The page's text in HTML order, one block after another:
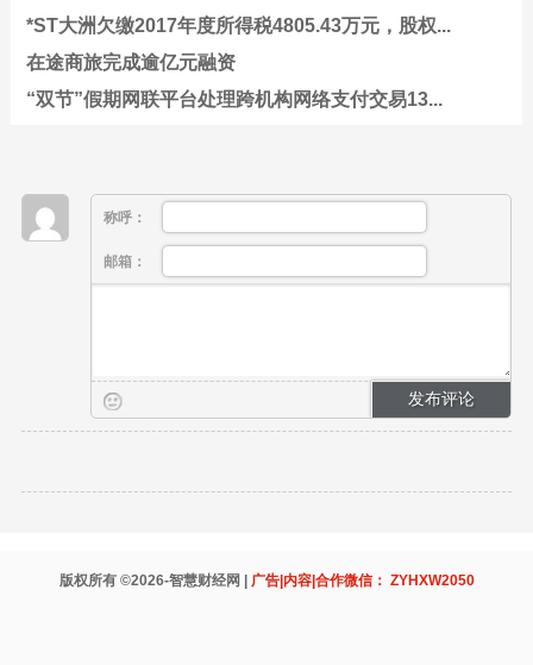
*ST大洲欠缴2017年度所得税4805.43万元，股权...
在途商旅完成逾亿元融资
“双节”假期网联平台处理跨机构网络支付交易13...
称呼：
邮箱：
版权所有 ©2026-智慧财经网 | 广告|内容|合作微信： ZYHXW2050